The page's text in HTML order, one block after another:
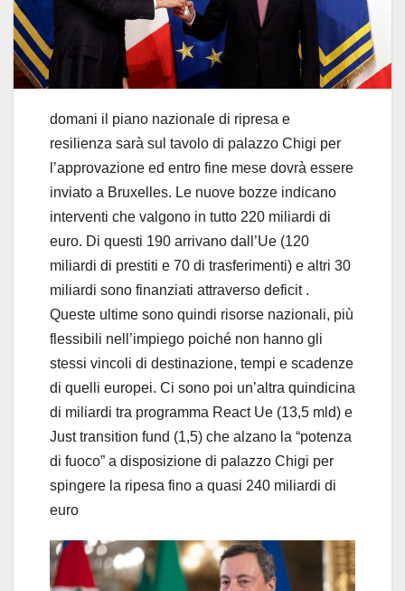
domani il piano nazionale di ripresa e
resilienza sarà sul tavolo di palazzo Chigi per
l’approvazione ed entro fine mese dovrà essere
inviato a Bruxelles. Le nuove bozze indicano
interventi che valgono in tutto 220 miliardi di
euro. Di questi 190 arrivano dall’Ue (120
miliardi di prestiti e 70 di trasferimenti) e altri 30
miliardi sono finanziati attraverso deficit .
Queste ultime sono quindi risorse nazionali, più
flessibili nell’impiego poiché non hanno gli
stessi vincoli di destinazione, tempi e scadenze
di quelli europei. Ci sono poi un’altra quindicina
di miliardi tra programma React Ue (13,5 mld) e
Just transition fund (1,5) che alzano la “potenza
di fuoco” a disposizione di palazzo Chigi per
spingere la ripesa fino a quasi 240 miliardi di
euro